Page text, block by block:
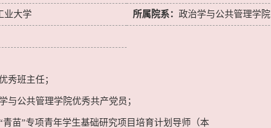
业大学 所属院系： 政治学与公共管理学院
秀班主任；
与公共管理学院优秀共产党员；
青苗”专项青年学生基础研究项目培育计划导师（本